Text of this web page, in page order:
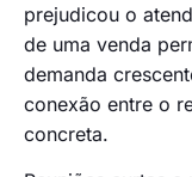
prejudicou o
de uma venda
demanda
conexão entre o
concreta.